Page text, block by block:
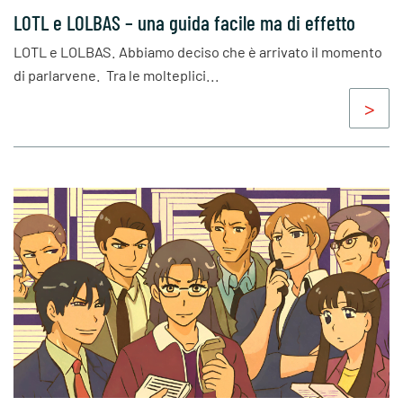
LOTL e LOLBAS – una guida facile ma di effetto
LOTL e LOLBAS. Abbiamo deciso che è arrivato il momento
di parlarvene. Tra le molteplici...